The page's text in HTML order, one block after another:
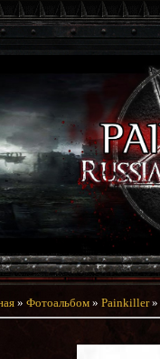
» Фотоальбом » Painkiller»